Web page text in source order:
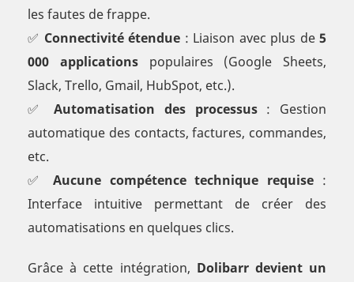
les fautes de frappe.
✅ Connectivité étendue : Liaison avec plus de5
000 applicationspopulaires (Google Sheets,
Slack, Trello, Gmail, HubSpot, etc.).
✅Automatisation des processus: Gestion
automatique des contacts, factures, commandes,
etc.
✅ Aucune compétence technique requise :
Interface intuitive permettant de créer des
automatisations en quelques clics.
Grâce à cette intégration, Dolibarr devient un